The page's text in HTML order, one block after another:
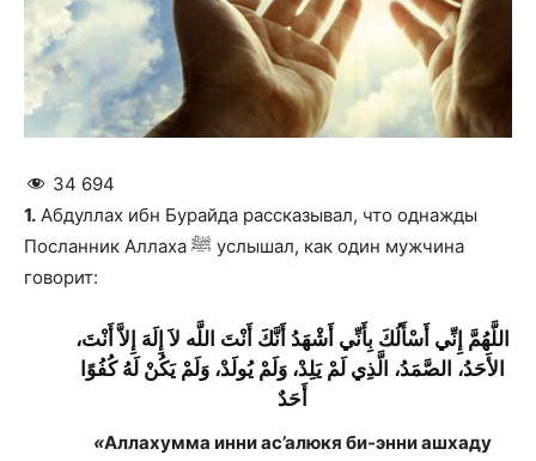
34 694
1. Абдуллах ибн Бурайда рассказывал, что однажды
Посланник Аллаха ﷺ услышал, как один мужчина
говорит:
اللَّهُمَّ إِنِّي أَسْأَلُكَ بِأَنِّي أَشْهَدُ أَنَّكَ أَنْتَ اللَّه لاَ إِلَهَ إِلاَّ أَنْتَ،
الأَحَدُ، الصَّمَدُ، الَّذِي لَمْ يَلِدْ، وَلَمْ يُولَدْ، وَلَمْ يَكُنْ لَهُ كُفُوًا
أَحَدٌ
«Аллахумма инни ас’алюкя би-энни ашхаду